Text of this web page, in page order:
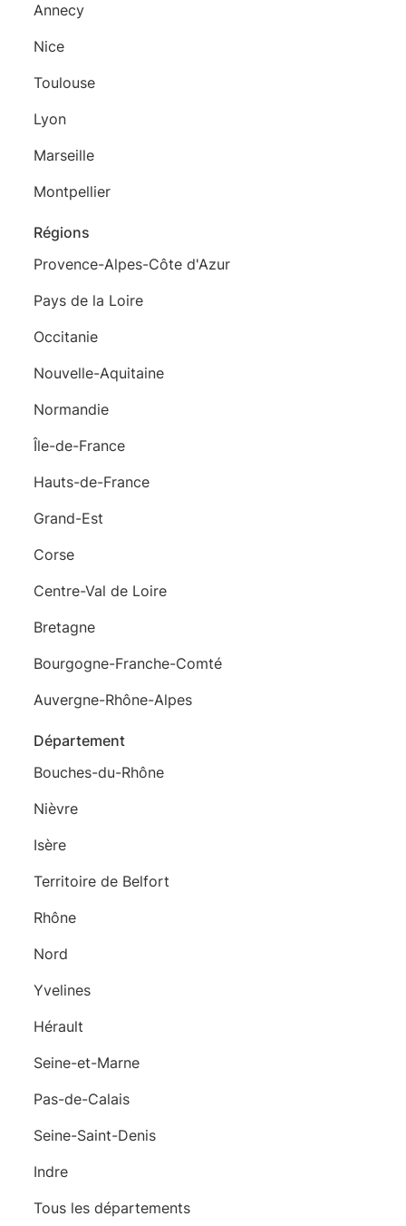
Annecy
Nice
Toulouse
Lyon
Marseille
Montpellier
Régions
Provence-Alpes-Côte d'Azur
Pays de la Loire
Occitanie
Nouvelle-Aquitaine
Normandie
Île-de-France
Hauts-de-France
Grand-Est
Corse
Centre-Val de Loire
Bretagne
Bourgogne-Franche-Comté
Auvergne-Rhône-Alpes
Département
Bouches-du-Rhône
Nièvre
Isère
Territoire de Belfort
Rhône
Nord
Yvelines
Hérault
Seine-et-Marne
Pas-de-Calais
Seine-Saint-Denis
Indre
Tous les départements